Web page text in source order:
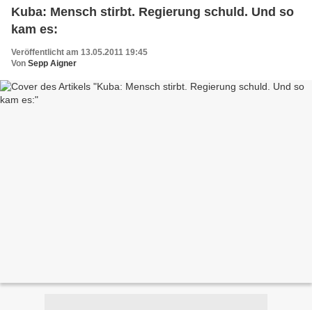
Kuba: Mensch stirbt. Regierung schuld. Und so
kam es:
Veröffentlicht am 13.05.2011 19:45
Von Sepp Aigner